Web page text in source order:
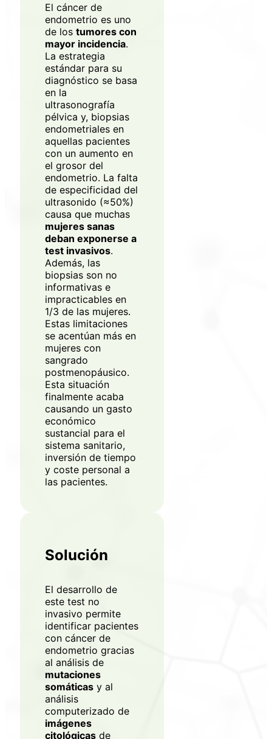
Regístrate en
El cáncer de
endometrio es uno
de los tumores con
mayor incidencia.
La estrategia
estándar para su
diagnóstico se basa
en la
ultrasonografía
pélvica y, biopsias
endometriales en
aquellas pacientes
con un aumento en
el grosor del
endometrio. La falta
de especificidad del
ultrasonido (≈50%)
causa que muchas
mujeres sanas
deban exponerse a
test invasivos.
Además, las
biopsias son no
informativas e
impracticables en
1/3 de las mujeres.
Estas limitaciones
se acentúan más en
mujeres con
sangrado
postmenopáusico.
Esta situación
finalmente acaba
causando un gasto
económico
sustancial para el
sistema sanitario,
inversión de tiempo
y coste personal a
las pacientes.
Solución
El desarrollo de
este test no
invasivo permite
identificar pacientes
con cáncer de
endometrio gracias
al análisis de
mutaciones
somáticas y al
análisis
computerizado de
imágenes
citológicas de